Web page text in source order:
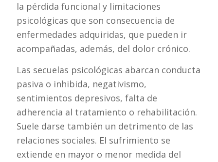
la pérdida funcional y limitaciones
psicológicas que son consecuencia de
enfermedades adquiridas, que pueden ir
acompañadas, además, del dolor crónico.
Las secuelas psicológicas abarcan conducta
pasiva o inhibida, negativismo,
sentimientos depresivos, falta de
adherencia al tratamiento o rehabilitación.
Suele darse también un detrimento de las
relaciones sociales. El sufrimiento se
extiende en mayor o menor medida del